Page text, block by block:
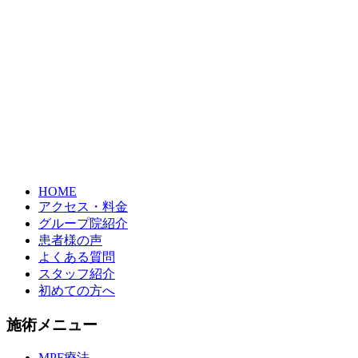
HOME
アクセス・料金
グループ院紹介
患者様の声
よくある質問
スタッフ紹介
初めての方へ
施術メニュー